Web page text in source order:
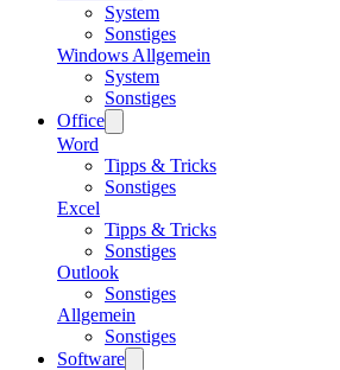
System
Sonstiges
Windows Allgemein
System
Sonstiges
Office
Word
Tipps & Tricks
Sonstiges
Excel
Tipps & Tricks
Sonstiges
Outlook
Sonstiges
Allgemein
Sonstiges
Software